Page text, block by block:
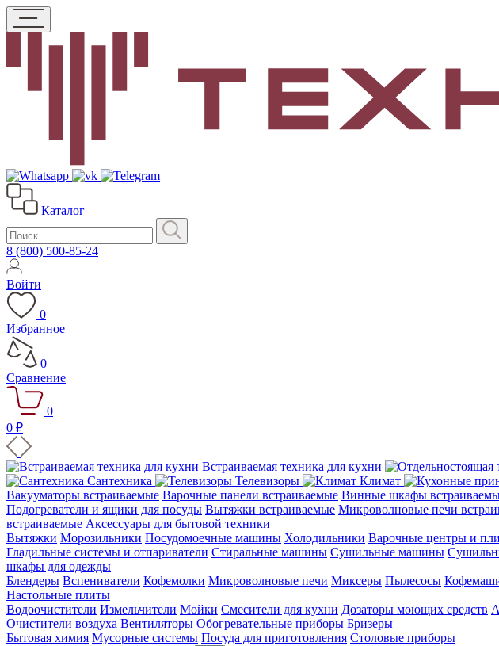
Каталог
8 (800) 500-85-24
Войти
0
Избранное
0
Сравнение
0
0 ₽
Встраиваемая техника для кухни
Сантехника
Телевизоры Климат
Вакууматоры встраиваемые Варочные панели встраиваемые Винные шкафы
Подогреватели и ящики для посуды Вытяжки встраиваемые Микроволновые печи
встраиваемые Аксессуары для бытовой техники
Вытяжки Морозильники Посудомоечные машины Холодильники Варочные центры и
Гладильные системы и отпариватели Стиральные машины Сушильные машины
шкафы для одежды
Блендеры Вспениватели Кофемолки Микроволновые печи Миксеры Пылесосы
Настольные плиты
Водоочистители Измельчители Мойки Смесители для кухни Дозаторы моющих средств
Очистители воздуха Вентиляторы Обогревательные приборы Бризеры
Бытовая химия Мусорные системы Посуда для приготовления Столовые приборы